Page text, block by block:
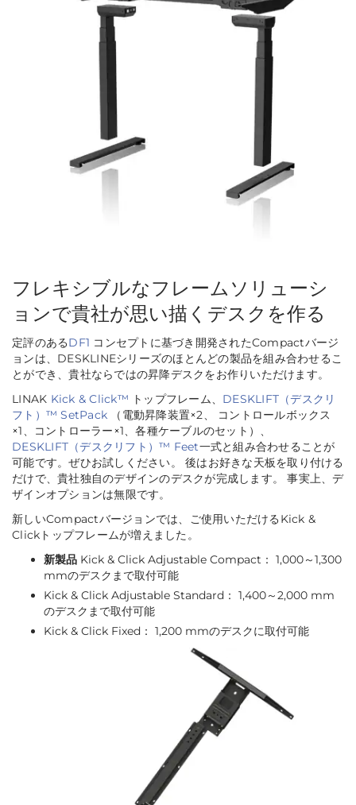
フレキシブルなフレームソリューシ
ョンで貴社が思い描くデスクを作る
定評のあるDF1 コンセプトに基づき開発されたCompactバージ
ョンは、DESKLINEシリーズのほとんどの製品を組み合わせるこ
とができ、貴社ならではの昇降デスクをお作りいただけます。
LINAK Kick & Click™ トップフレーム、 DESKLIFT（デスクリ
フト）™ SetPack （電動昇降装置×2、 コントロールボックス
×1、コントローラー×1、各種ケーブルのセット）、
DESKLIFT（デスクリフト）™ Feet一式と組み合わせることが
可能です。ぜひお試しください。 後はお好きな天板を取り付ける
だけで、貴社独自のデザインのデスクが完成します。 事実上、デ
ザインオプションは無限です。
新しいCompactバージョンでは、ご使用いただけるKick &
Clickトップフレームが増えました。
新製品 Kick & Click Adjustable Compact： 1,000～1,300
mmのデスクまで取付可能
Kick & Click Adjustable Standard： 1,400～2,000 mm
のデスクまで取付可能
Kick & Click Fixed： 1,200 mmのデスクに取付可能